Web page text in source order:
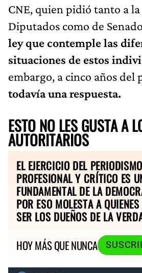
CNE, quien pidió tanto a la
Diputados como de
ley que contemple las
situaciones de estos
embargo, a cinco años del
todavía una respuesta.
ESTO NO LES GUSTA A
AUTORITARIOS
EL EJERCICIO DEL PERIODISMO
PROFESIONAL Y CRÍTICO ES
FUNDAMENTAL DE LA
POR ESO MOLESTA A QUIENES
SER LOS DUEÑOS DE LA
HOY MÁS QUE NUNCA